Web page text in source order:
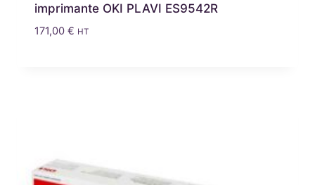
imprimante OKI PLAVI ES9542R
171,00 € HT